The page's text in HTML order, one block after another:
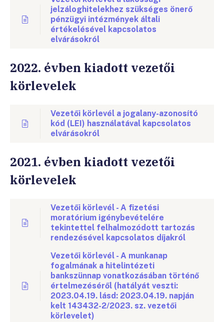
jelzáloghitelekhez szükséges önerő
pénzügyi intézmények általi
értékelésével kapcsolatos
elvárásokról
2022. évben kiadott vezetői
körlevelek
Vezetői körlevél a jogalany-azonosító
kód (LEI) használatával kapcsolatos
elvárásokról
2021. évben kiadott vezetői
körlevelek
Vezetői körlevél - A fizetési
moratórium igénybevételére
tekintettel felhalmozódott tartozás
rendezésével kapcsolatos díjakról
Vezetői körlevél - A munkanap
fogalmának a hitelintézeti
bankszünnap vonatkozásában történő
értelmezéséről (hatályát veszti:
2023.04.19. lásd: 2023.04.19. napján
kelt 143432-2/2023. sz. vezetői
körlevelet)